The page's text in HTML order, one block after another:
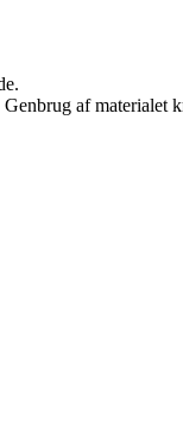
af materialet